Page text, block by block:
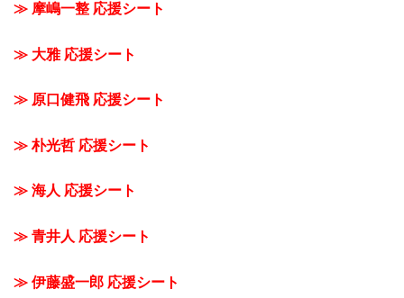
≫ 摩嶋一整 応援シート
≫ 大雅 応援シート
≫ 原口健飛 応援シート
≫ 朴光哲 応援シート
≫ 海人 応援シート
≫ 青井人 応援シート
≫ 伊藤盛一郎 応援シート